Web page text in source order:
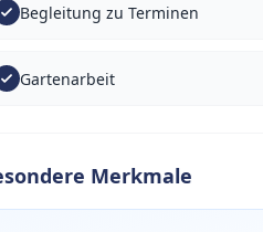
Begleitung zu Terminen
Gartenarbeit
Merkmale